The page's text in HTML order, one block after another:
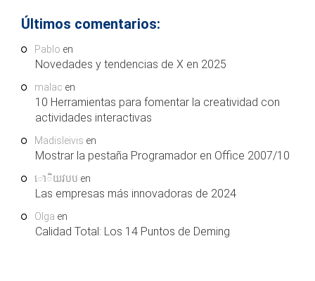
Últimos comentarios:
Pablo en
Novedades y tendencias de X en 2025
malac en
10 Herramientas para fomentar la creatividad con
actividades interactivas
Madisleivis en
Mostrar la pestaña Programador en Office 2007/10
ោិយវបប en
Las empresas más innovadoras de 2024
Olga en
Calidad Total: Los 14 Puntos de Deming